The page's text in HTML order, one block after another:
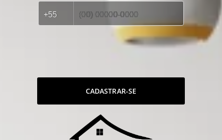
CADASTRAR-SE